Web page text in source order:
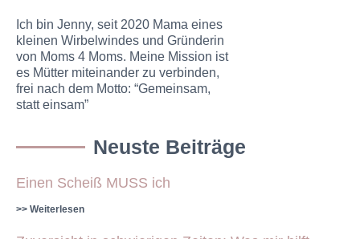
Ich bin Jenny, seit 2020 Mama eines
kleinen Wirbelwindes und Gründerin
von Moms 4 Moms. Meine Mission ist
es Mütter miteinander zu verbinden,
frei nach dem Motto: “Gemeinsam,
statt einsam”
Neuste Beiträge
Einen Scheiß MUSS ich
>> Weiterlesen